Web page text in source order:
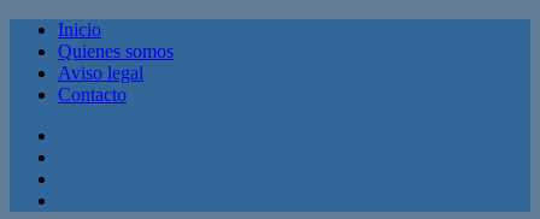
Inicio
Quienes somos
Aviso legal
Contacto